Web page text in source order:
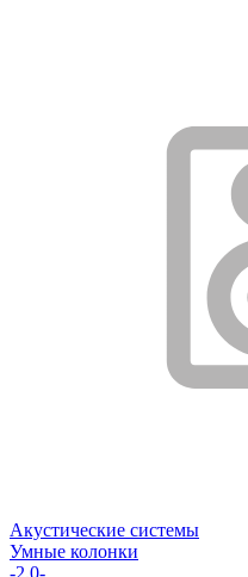
Акустические системы
Умные колонки
-2.0-